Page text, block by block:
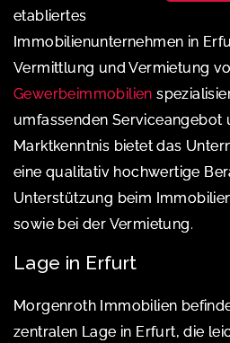
etabliertes
Immobilienunternehmen in
Vermittlung und Vermietung
Gewerbeimmobilien
umfassenden Serviceangebot
Marktkenntnis bietet das
eine qualitativ hochwertige
Unterstützung beim
sowie bei der Vermietung.
Lage in Erfurt
Morgenroth Immobilien
zentralen Lage in Erfurt, die